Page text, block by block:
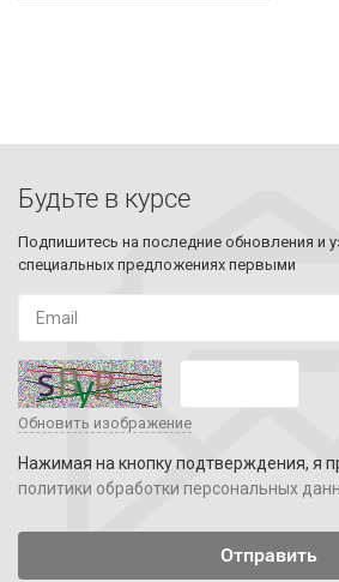
Будьте в курсе
Подпишитесь на последние обновления и
специальных предложениях первыми
Обновить изображение
Нажимая на кнопку подтверждения, я
политики обработки персональных